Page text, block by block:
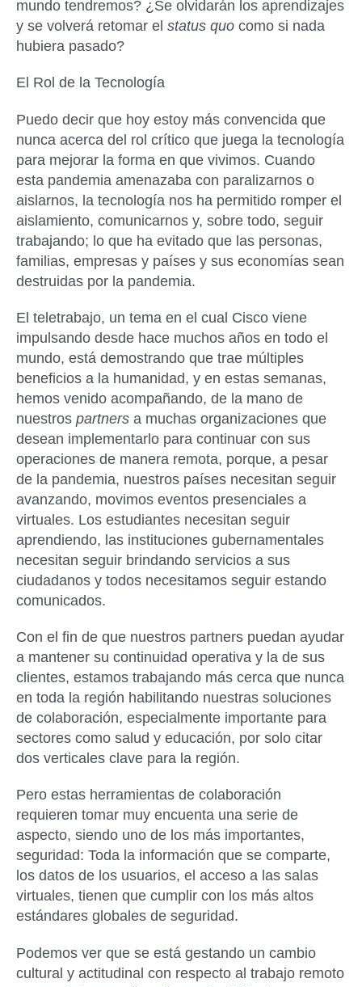
mundo tendremos? ¿Se olvidarán los aprendizajes
y se volverá retomar el status quo como si nada
hubiera pasado?
El Rol de la Tecnología
Puedo decir que hoy estoy más convencida que
nunca acerca del rol crítico que juega la tecnología
para mejorar la forma en que vivimos. Cuando
esta pandemia amenazaba con paralizarnos o
aislarnos, la tecnología nos ha permitido romper el
aislamiento, comunicarnos y, sobre todo, seguir
trabajando; lo que ha evitado que las personas,
familias, empresas y países y sus economías sean
destruidas por la pandemia.
El teletrabajo, un tema en el cual Cisco viene
impulsando desde hace muchos años en todo el
mundo, está demostrando que trae múltiples
beneficios a la humanidad, y en estas semanas,
hemos venido acompañando, de la mano de
nuestros partners a muchas organizaciones que
desean implementarlo para continuar con sus
operaciones de manera remota, porque, a pesar
de la pandemia, nuestros países necesitan seguir
avanzando, movimos eventos presenciales a
virtuales. Los estudiantes necesitan seguir
aprendiendo, las instituciones gubernamentales
necesitan seguir brindando servicios a sus
ciudadanos y todos necesitamos seguir estando
comunicados.
Con el fin de que nuestros partners puedan ayudar
a mantener su continuidad operativa y la de sus
clientes, estamos trabajando más cerca que nunca
en toda la región habilitando nuestras soluciones
de colaboración, especialmente importante para
sectores como salud y educación, por solo citar
dos verticales clave para la región.
Pero estas herramientas de colaboración
requieren tomar muy encuenta una serie de
aspecto, siendo uno de los más importantes,
seguridad: Toda la información que se comparte,
los datos de los usuarios, el acceso a las salas
virtuales, tienen que cumplir con los más altos
estándares globales de seguridad.
Podemos ver que se está gestando un cambio
cultural y actitudinal con respecto al trabajo remoto